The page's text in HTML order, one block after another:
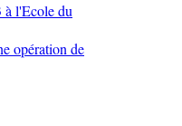
à l'Ecole du
opération de